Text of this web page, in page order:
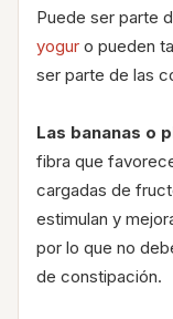
Puede ser parte
yogur o pueden
ser parte de las
Las bananas o
fibra que
cargadas de
estimulan y
por lo que no
de constipación.